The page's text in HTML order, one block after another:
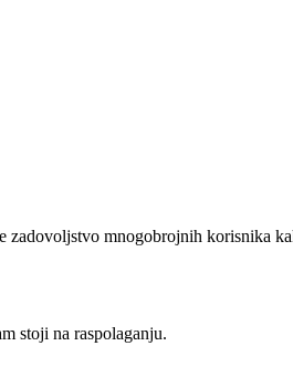
mnogobrojnih korisnika
stoji na raspolaganju.